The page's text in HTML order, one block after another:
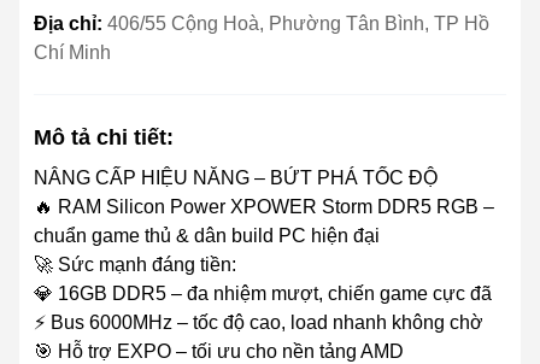
Địa chỉ: 406/55 Cộng Hoà, Phường Tân Bình, TP Hồ
Chí Minh
Mô tả chi tiết:
NÂNG CẤP HIỆU NĂNG – BỨT PHÁ TỐC ĐỘ
🔥 RAM Silicon Power XPOWER Storm DDR5 RGB –
chuẩn game thủ & dân build PC hiện đại
🚀 Sức mạnh đáng tiền:
💎 16GB DDR5 – đa nhiệm mượt, chiến game cực đã
⚡ Bus 6000MHz – tốc độ cao, load nhanh không chờ
🎯 Hỗ trợ EXPO – tối ưu cho nền tảng AMD